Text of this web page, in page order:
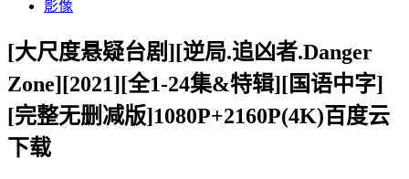
影像
[大尺度悬疑台剧][逆局.追凶者.Danger
Zone][2021][全1-24集&特辑][国语中字]
[完整无删减版]1080P+2160P(4K)百度云
下载